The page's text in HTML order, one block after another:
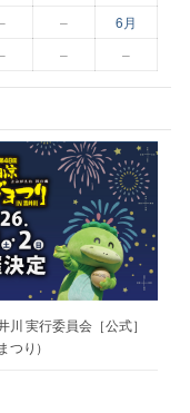
–
6月
– –
実行委員会［公式］
つり）